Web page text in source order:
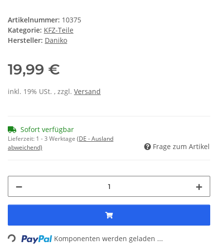
Artikelnummer: 10375
Kategorie: KFZ-Teile
Hersteller: Daniko
19,99 €
inkl. 19% USt. , zzgl. Versand
Sofort verfügbar
Lieferzeit: 1 - 3 Werktage (DE - Ausland
abweichend)
Frage zum Artikel
Komponenten werden geladen ...